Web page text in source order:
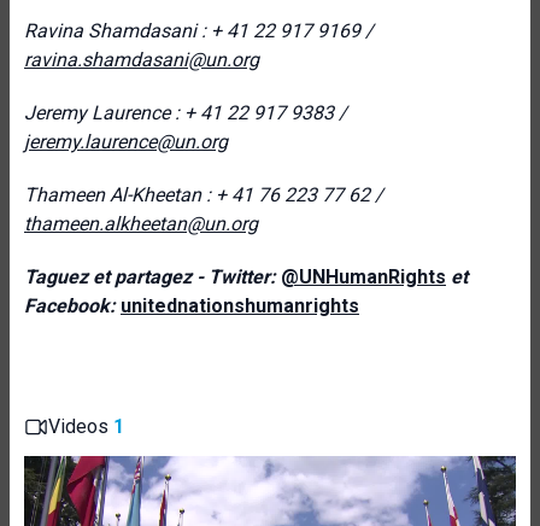
Ravina Shamdasani : + 41 22 917 9169 /
ravina.shamdasani@un.org
Jeremy Laurence : + 41 22 917 9383 /
jeremy.laurence@un.org
Thameen Al-Kheetan : + 41 76 223 77 62 /
thameen.alkheetan@un.org
Taguez et partagez - Twitter: @UNHumanRights et
Facebook: unitednationshumanrights
Videos 1